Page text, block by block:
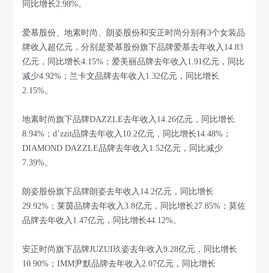
同比增长2.98%。
爱慕股份、地素时尚、朗姿股份和安正时尚分别有3个女装品
牌收入超亿元，分别是爱慕股份旗下品牌爱慕去年收入14.83
亿元，同比增长4.15%；爱美丽品牌去年收入1.91亿元，同比
减少4.92%；兰卡文品牌去年收入1.32亿元，同比增长
2.15%。
地素时尚旗下品牌DAZZLE去年收入14.26亿元，同比增长
8.94%；d’zzit品牌去年收入10.2亿元，同比增长14.48%；
DIAMOND DAZZLE品牌去年收入1.52亿元，同比减少
7.39%。
朗姿股份旗下品牌朗姿去年收入14.2亿元，同比增长
29.92%；莱茵品牌去年收入3.8亿元，同比增长27.85%；莫佐
品牌去年收入1.47亿元，同比增长44.12%。
安正时尚旗下品牌JUZUI玖姿去年收入9.28亿元，同比增长
10.90%；IMM尹默品牌去年收入2.07亿元，同比增长